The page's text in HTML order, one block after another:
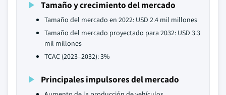
Tamaño y crecimiento del mercado
Tamaño del mercado en 2022: USD 2.4 mil millones
Tamaño del mercado proyectado para 2032: USD 3.3
mil millones
TCAC (2023–2032): 3%
Principales impulsores del mercado